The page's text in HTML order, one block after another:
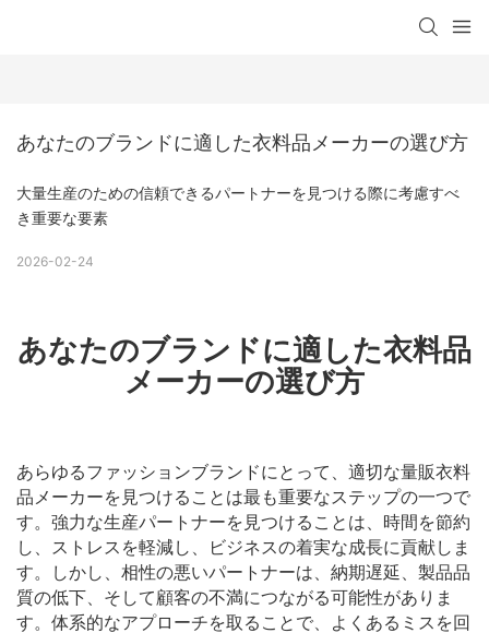
あなたのブランドに適した衣料品メーカーの選び方
大量生産のための信頼できるパートナーを見つける際に考慮すべ
き重要な要素
2026-02-24
あなたのブランドに適した衣料品
メーカーの選び方
あらゆるファッションブランドにとって、適切な量販衣料
品メーカーを見つけることは最も重要なステップの一つで
す。強力な生産パートナーを見つけることは、時間を節約
し、ストレスを軽減し、ビジネスの着実な成長に貢献しま
す。しかし、相性の悪いパートナーは、納期遅延、製品品
質の低下、そして顧客の不満につながる可能性がありま
す。体系的なアプローチを取ることで、よくあるミスを回